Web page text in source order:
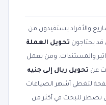
والأفراد يستفيدون من
قد يحتاجون تحويل العملة
والمستندات. ومن يعمل
عن تحويل ريال إلى جنيه
لتغطي أشهر الصياغات
تضطر للبحث في أكثر من